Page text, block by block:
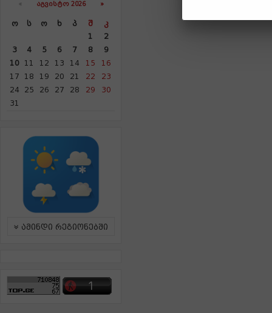
« ᲐᲒᲕᲘᲡᲢᲝ 2026 »
Ო Ს Ო Ხ Პ Შ
Კ
1
2
3
4 5 6 7 8
9
10
11 12 13 14 15
16
17
18 19 20 21 22
23
24
25 26 27 28 29
30
31
ამინდი რეგიონებში